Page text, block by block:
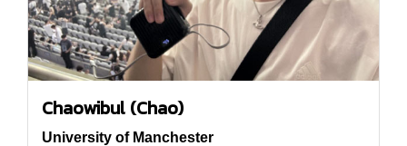
Chaowibul (Chao)
University of Manchester